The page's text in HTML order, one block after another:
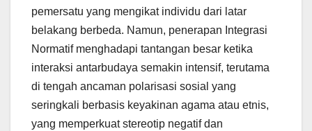
pemersatu yang mengikat individu dari latar
belakang berbeda. Namun, penerapan Integrasi
Normatif menghadapi tantangan besar ketika
interaksi antarbudaya semakin intensif, terutama
di tengah ancaman polarisasi sosial yang
seringkali berbasis keyakinan agama atau etnis,
yang memperkuat stereotip negatif dan